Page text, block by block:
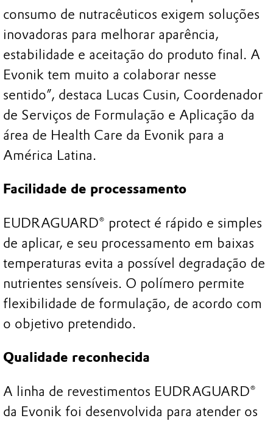
consumo de nutracêuticos exigem soluções
inovadoras para melhorar aparência,
estabilidade e aceitação do produto final. A
Evonik tem muito a colaborar nesse
sentido”, destaca Lucas Cusin, Coordenador
de Serviços de Formulação e Aplicação da
área de Health Care da Evonik para a
América Latina.
Facilidade de processamento
EUDRAGUARD® protect é rápido e simples
de aplicar, e seu processamento em baixas
temperaturas evita a possível degradação de
nutrientes sensíveis. O polímero permite
flexibilidade de formulação, de acordo com
o objetivo pretendido.
Qualidade reconhecida
A linha de revestimentos EUDRAGUARD®
da Evonik foi desenvolvida para atender os